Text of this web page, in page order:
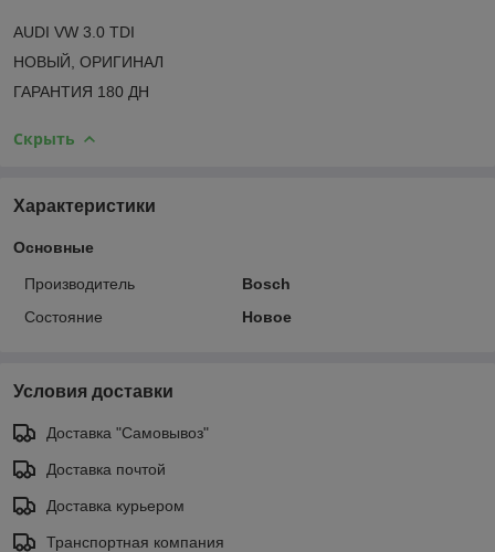
AUDI VW 3.0 TDI
НОВЫЙ, ОРИГИНАЛ
ГАРАНТИЯ 180 ДН
Скрыть
Характеристики
Основные
Производитель
Bosch
Состояние
Новое
Условия доставки
Доставка "Самовывоз"
Доставка почтой
Доставка курьером
Транспортная компания